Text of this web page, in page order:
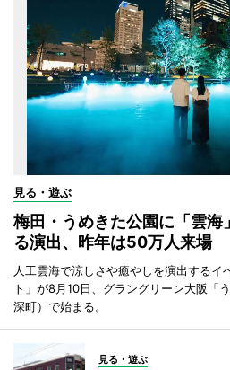
見る・遊ぶ
梅田・うめきた公園に「雲
る演出、昨年は50万人来場
人工雲海で涼しさや癒やしを演出するイ
ト」が8月10日、グラングリーン大阪「
深町）で始まる。
見る・遊ぶ